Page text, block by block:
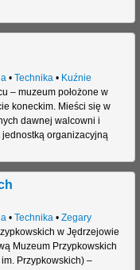
• Technika• Kuźnie
– muzeum położone w
koneckim. Mieści się w
dawnej walcowni i
organizacyjną
• Technika• Zegary
w Jędrzejowie
Muzeum Przypkowskich
Przypkowskich) –